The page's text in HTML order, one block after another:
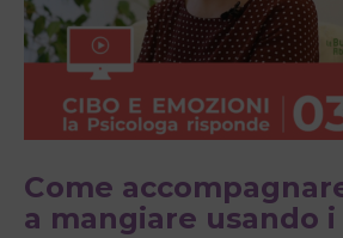
Come
a mangiare usando i